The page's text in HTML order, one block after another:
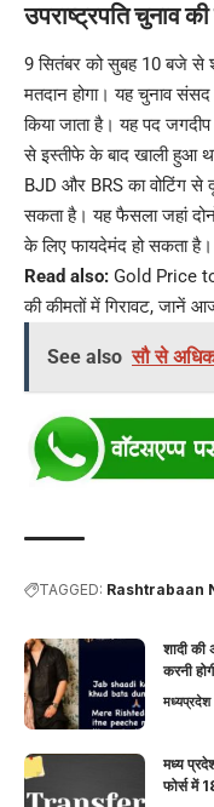
उपराष्ट्रपति चुनाव की
9 सितंबर को सुबह 10 बजे से
मतदान होगा। यह चुनाव संसद
किया जाता है। यह पद
से इस्तीफे के बाद खाली हुआ
BJD और BRS का वोटिंग से
सकता है। यह फैसला जहां
के लिए फायदेमंद हो सकता
Read also: Gold Price
की कीमतों में गिरावट, जानें
See also सौ से
TAGGED: Rashtrabaan
शादी की
करनी
मध्यप्रदेश
मध्य
फोर्स में